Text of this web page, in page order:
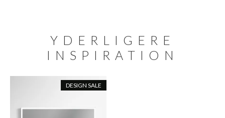
YDERLIGERE
INSPIRATION
DESIGN SALE